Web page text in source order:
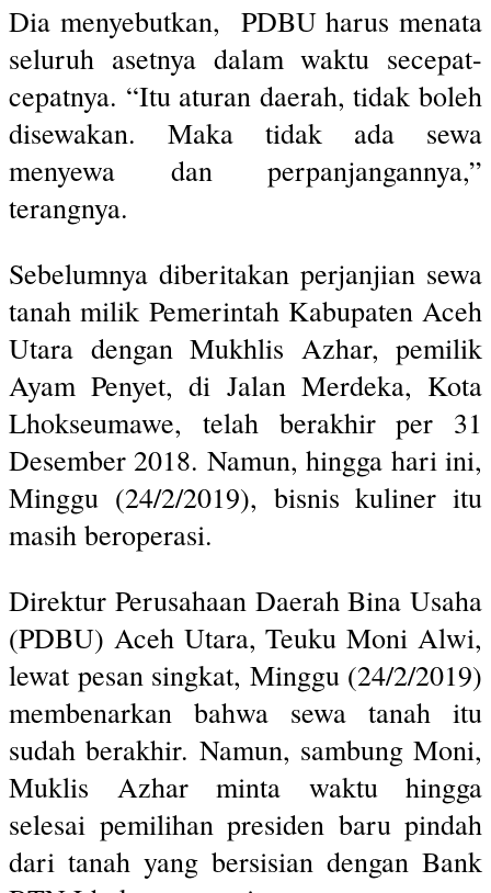
Dia menyebutkan, PDBU harus menata
seluruh asetnya dalam waktu secepat-
cepatnya. “Itu aturan daerah, tidak boleh
disewakan. Maka tidak ada sewa
menyewa dan perpanjangannya,”
terangnya.
Sebelumnya diberitakan perjanjian sewa
tanah milik Pemerintah Kabupaten Aceh
Utara dengan Mukhlis Azhar, pemilik
Ayam Penyet, di Jalan Merdeka, Kota
Lhokseumawe, telah berakhir per 31
Desember 2018. Namun, hingga hari ini,
Minggu (24/2/2019), bisnis kuliner itu
masih beroperasi.
Direktur Perusahaan Daerah Bina Usaha
(PDBU) Aceh Utara, Teuku Moni Alwi,
lewat pesan singkat, Minggu (24/2/2019)
membenarkan bahwa sewa tanah itu
sudah berakhir. Namun, sambung Moni,
Muklis Azhar minta waktu hingga
selesai pemilihan presiden baru pindah
dari tanah yang bersisian dengan Bank